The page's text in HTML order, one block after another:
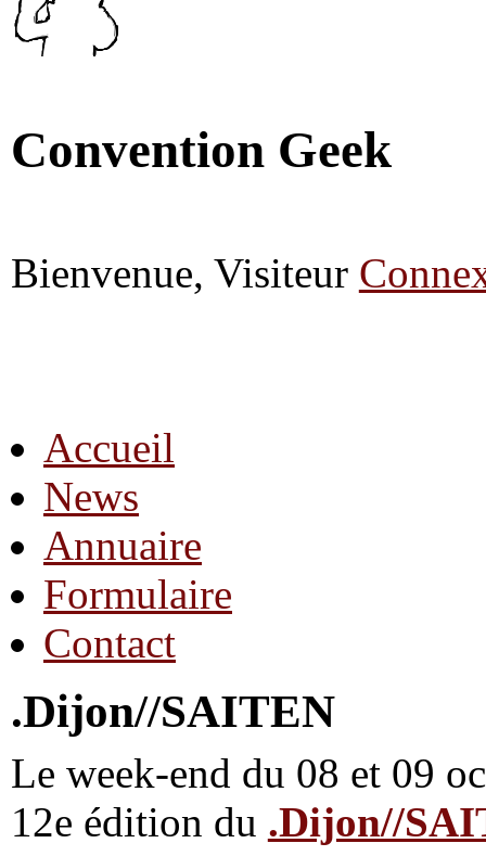
Convention Geek
Bienvenue, Visiteur
Accueil
News
Annuaire
Formulaire
Contact
.Dijon//SAITEN
Le week-end du 08 et 09
12e édition du .Dijon//